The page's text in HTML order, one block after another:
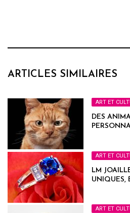
ARTICLES SIMILAIRES
ART ET
DES
ART ET
LM
UNIQUES,
ART ET